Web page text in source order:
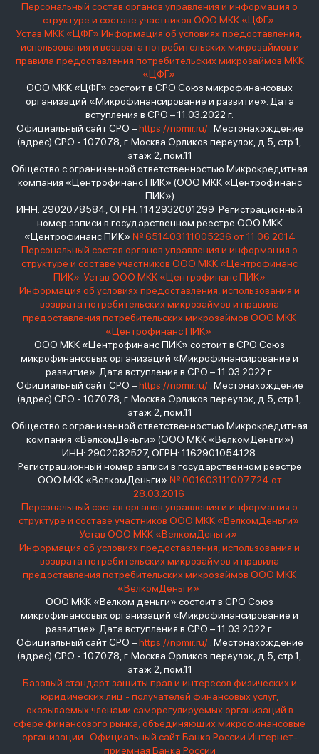
Персональный состав органов управления и информация о
структуре и составе участников ООО МКК «ЦФГ»
Устав МКК «ЦФГ» Информация об условиях предоставления,
использования и возврата потребительских микрозаймов и
правила предоставления потребительских микрозаймов МКК
«ЦФГ»
ООО МКК «ЦФГ» состоит в СРО Союз микрофинансовых
организаций «Микрофинансирование и развитие». Дата
вступления в СРО – 11.03.2022 г.
Официальный сайт СРО –https://npmir.ru/. Местонахождение
(адрес) СРО - 107078, г. Москва Орликов переулок, д.5, стр.1,
этаж 2, пом.11
Общество с ограниченной ответственностью Микрокредитная
компания «Центрофинанс ПИК» (ООО МКК «Центрофинанс
ПИК»)
ИНН: 2902078584, ОГРН: 1142932001299 Регистрационный
номер записи в государственном реестре ООО МКК
«Центрофинанс ПИК» № 651403111005236 от 11.06.2014
Персональный состав органов управления и информация о
структуре и составе участников ООО МКК «Центрофинанс
ПИК» Устав ООО МКК «Центрофинанс ПИК»
Информация об условиях предоставления, использования и
возврата потребительских микрозаймов и правила
предоставления потребительских микрозаймов ООО МКК
«Центрофинанс ПИК»
ООО МКК «Центрофинанс ПИК» состоит в СРО Союз
микрофинансовых организаций «Микрофинансирование и
развитие». Дата вступления в СРО – 11.03.2022 г.
Официальный сайт СРО –https://npmir.ru/. Местонахождение
(адрес) СРО - 107078, г. Москва Орликов переулок, д.5, стр.1,
этаж 2, пом.11
Общество с ограниченной ответственностью Микрокредитная
компания «ВелкомДеньги» (ООО МКК «ВелкомДеньги»)
ИНН: 2902082527, ОГРН: 1162901054128
Регистрационный номер записи в государственном реестре
ООО МКК «ВелкомДеньги» № 001603111007724 от
28.03.2016
Персональный состав органов управления и информация о
структуре и составе участников ООО МКК «ВелкомДеньги»
Устав ООО МКК «ВелкомДеньги»
Информация об условиях предоставления, использования и
возврата потребительских микрозаймов и правила
предоставления потребительских микрозаймов ООО МКК
«ВелкомДеньги»
ООО МКК «Велком деньги» состоит в СРО Союз
микрофинансовых организаций «Микрофинансирование и
развитие». Дата вступления в СРО – 11.03.2022 г.
Официальный сайт СРО –https://npmir.ru/. Местонахождение
(адрес) СРО - 107078, г. Москва Орликов переулок, д.5, стр.1,
этаж 2, пом.11
Базовый стандарт защиты прав и интересов физических и
юридических лиц - получателей финансовых услуг,
оказываемых членами саморегулируемых организаций в
сфере финансового рынка, объединяющих микрофинансовые
организации
Официальный сайт Банка России Интернет-
приемная Банка России